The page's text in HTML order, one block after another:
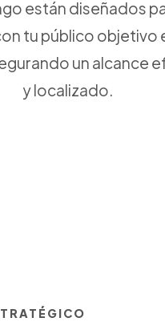
están diseñados
tu público objetivo
un alcance
y localizado.